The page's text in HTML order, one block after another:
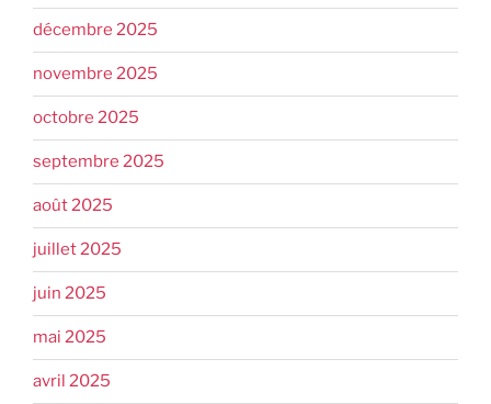
décembre 2025
novembre 2025
octobre 2025
septembre 2025
août 2025
juillet 2025
juin 2025
mai 2025
avril 2025